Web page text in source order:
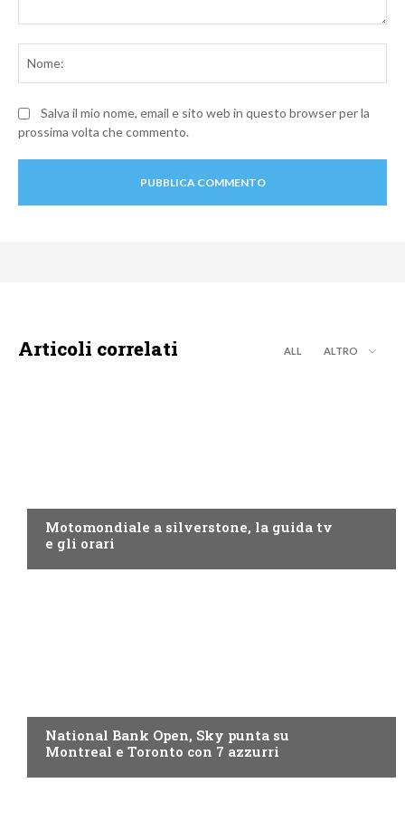
Salva il mio nome, email e sito web in questo browser per la
prossima volta che commento.
Articoli correlati ALL ALTRO
Motomondiale a silverstone, la guida tv
e gli orari
National Bank Open, Sky punta su
Montreal e Toronto con 7 azzurri